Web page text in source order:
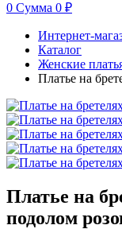
0 Сумма 0 ₽
Интернет-
Каталог
Женские
Платье на
Платье на
подолом